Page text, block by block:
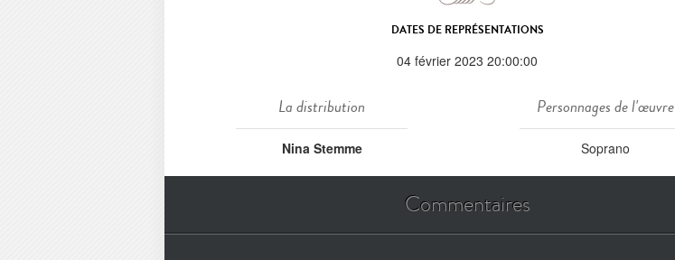
DATES DE REPRÉSENTATIONS
04 février 2023 20:00:00
La distribution
Nina Stemme
Personnages de l'œuvre
Soprano
Commentaires